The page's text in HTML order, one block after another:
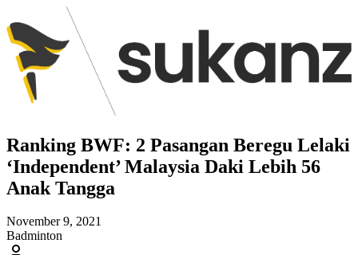
Ranking BWF: 2 Pasangan Beregu Lelaki
‘Independent’ Malaysia Daki Lebih 56
Anak Tangga
November 9, 2021
Badminton